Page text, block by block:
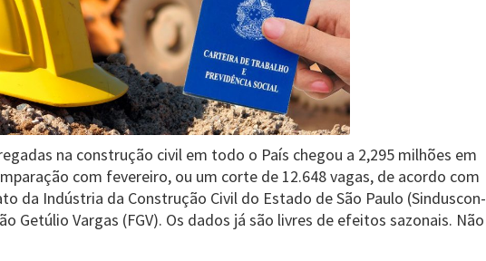
na construção civil em todo o País chegou a 2,295 milhões em
com fevereiro, ou um corte de 12.648 vagas, de acordo com
da Indústria da Construção Civil do Estado de São Paulo (Sinduscon-
Getúlio Vargas (FGV). Os dados já são livres de efeitos sazonais. Não